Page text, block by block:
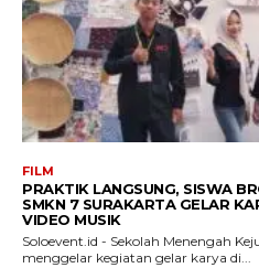
FILM
PRAKTIK LANGSUNG, SISWA
SMKN 7 SURAKARTA GELAR
VIDEO MUSIK
Soloevent.id - Sekolah Menengah
menggelar kegiatan gelar karya di...